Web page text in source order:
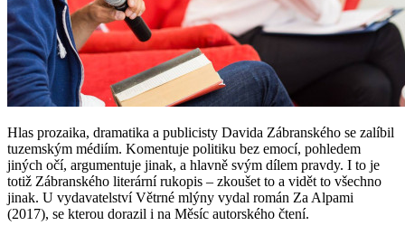
Hlas prozaika, dramatika a publicisty Davida Zábranského se zalíbil
tuzemským médiím. Komentuje politiku bez emocí, pohledem
jiných očí, argumentuje jinak, a hlavně svým dílem pravdy. I to je
totiž Zábranského literární rukopis – zkoušet to a vidět to všechno
jinak. U vydavatelství Větrné mlýny vydal román Za Alpami
(2017), se kterou dorazil i na Měsíc autorského čtení.